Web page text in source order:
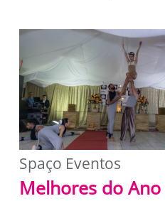
Spaço Eventos
Melhores do Ano